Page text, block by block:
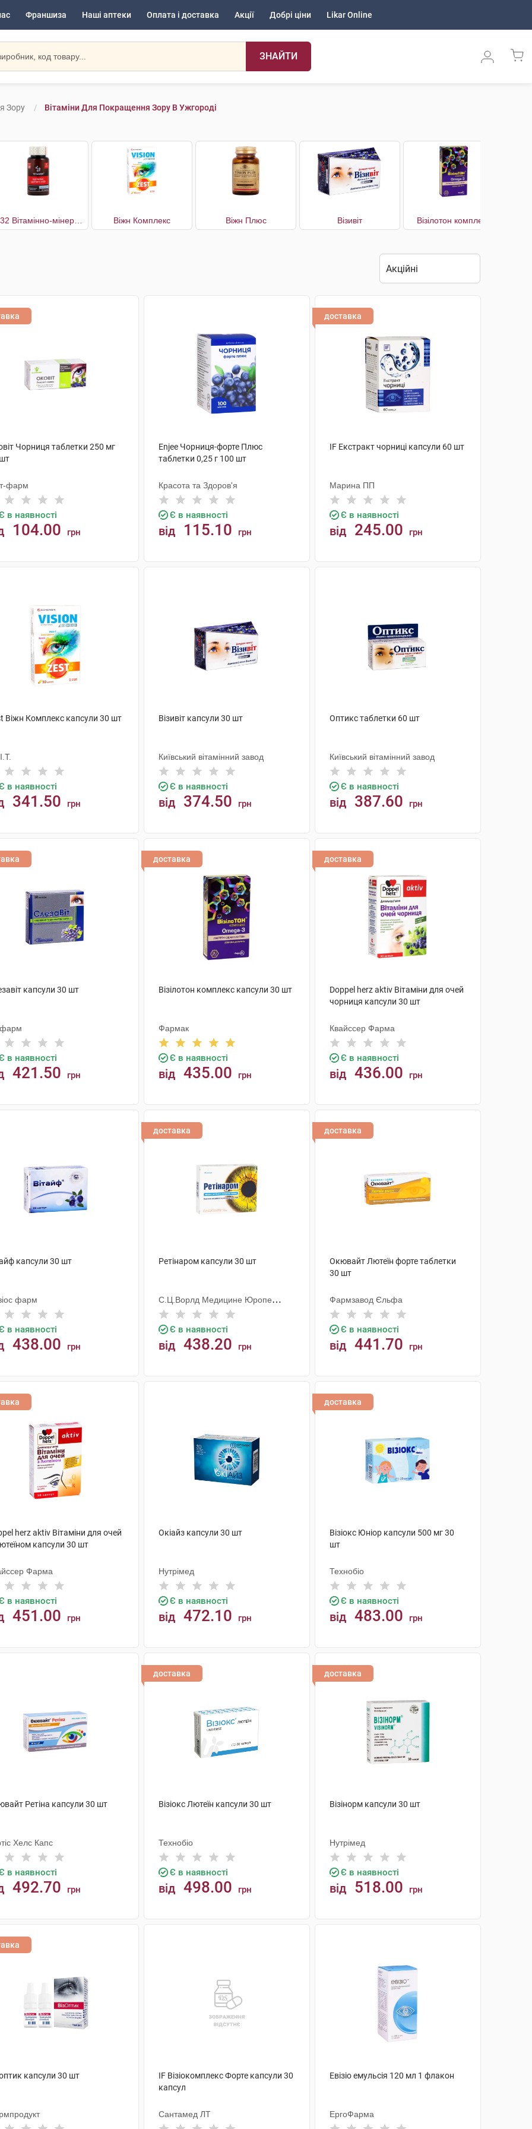
Франшиза Наші аптеки Оплата і доставка Акції Добрі ціни Likar Online
ЗНАЙТИ
Зору Вітаміни Для Покращення Зору В Ужгороді
Віжн Комплекс Віжн Плюс Візивіт Візілотон комплекс
Чорниця таблетки 250 мг
фарм
в наявності
104.00 грн
Enjee Чорниця-форте Плюс
таблетки 0,25 г 100 шт
Красота та Здоров'я
Є в наявності
від 115.10 грн
доставка
IF Екстракт чорниці капсули 60 шт
Марина ПП
Є в наявності
від 245.00 грн
Віжн Комплекс капсули 30 шт
в наявності
341.50 грн
Візивіт капсули 30 шт
Київський вітамінний завод
Є в наявності
від 374.50 грн
Оптикс таблетки 60 шт
Київський вітамінний завод
Є в наявності
від 387.60 грн
капсули 30 шт
в наявності
421.50 грн
доставка
Візілотон комплекс капсули 30 шт
Фармак
Є в наявності
від 435.00 грн
доставка
Doppel herz aktiv Вітаміни для очей
чорниця капсули 30 шт
Квайссер Фарма
Є в наявності
від 436.00 грн
капсули 30 шт
фарм
в наявності
438.00 грн
доставка
Ретінаром капсули 30 шт
С.Ц.Ворлд Медицине Юропе
С.Р.Л.
Є в наявності
від 438.20 грн
доставка
Окювайт Лютеїн форте таблетки
30 шт
Фармзавод Єльфа
Є в наявності
від 441.70 грн
herz aktiv Вітаміни для очей
капсули 30 шт
Фарма
в наявності
451.00 грн
Окіайз капсули 30 шт
Нутрімед
Є в наявності
від 472.10 грн
доставка
Візіокс Юніор капсули 500 мг 30
шт
Технобіо
Є в наявності
від 483.00 грн
Ретіна капсули 30 шт
Хелс Капс
в наявності
492.70 грн
доставка
Візіокс Лютеїн капсули 30 шт
Технобіо
Є в наявності
від 498.00 грн
доставка
Візінорм капсули 30 шт
Нутрімед
Є в наявності
від 518.00 грн
капсули 30 шт
IF Візіокомплекс Форте капсули 30
капсул
Сантамед ЛТ
Евізіо емульсія 120 мл 1 флакон
ЕргоФарма